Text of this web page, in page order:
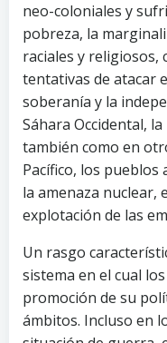
neo-coloniales y
pobreza, la
raciales y religiosos,
tentativas de atacar
soberanía y la
Sáhara Occidental,
también como en
Pacífico, los
la amenaza nuclear,
explotación de las
Un rasgo
sistema en el cual
promoción de su
ámbitos. Incluso en